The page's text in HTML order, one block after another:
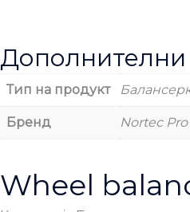
Тип на продукт
Бренд Nortec Pro
Wheel